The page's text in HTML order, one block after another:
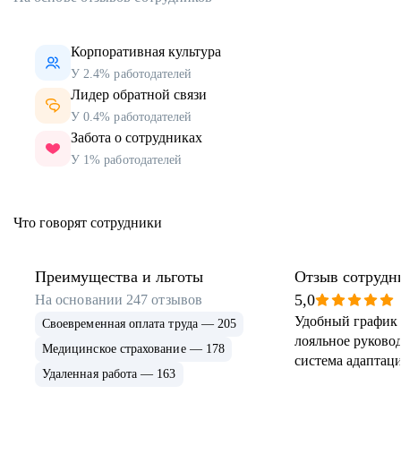
Корпоративная культура
У 2.4% работодателей
Лидер обратной связи
У 0.4% работодателей
Забота о сотрудниках
У 1% работодателей
Что говорят сотрудники
Преимущества и льготы
На основании 247 отзывов
Своевременная оплата труда — 205
Медицинское страхование — 178
Удаленная работа — 163
Отзыв
5,0
Удобный график
лояльное
система